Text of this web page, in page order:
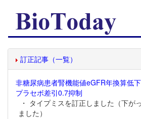
訂正記事（一覧）
非糖尿病患者腎機能値eGFR年換算低
プラセボ差引0.7抑制
・ タイプミスを訂正しました（下が
ました）